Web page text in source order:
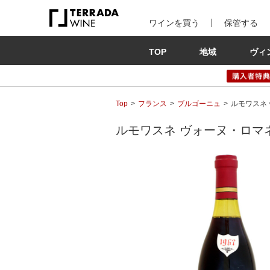
ワインを買う 保管する
TOP 地域 ヴィ
Top フランス ブルゴーニュ ルモワスネ
ルモワスネ ヴォーヌ・ロ